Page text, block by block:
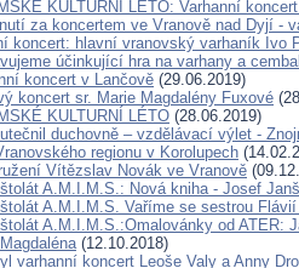
KULTURNÍ LÉTO: Varhanní
za koncertem ve Vranově nad Dyjí -
koncert: hlavní vranovský varhaník Ivo
účinkující hra na varhany a
koncert v Lančově (29.06.2019)
koncert sr. Marie Magdalény Fuxové
KULTURNÍ LÉTO (28.06.2019)
duchovně – vzdělávací výlet -
regionu v Korolupech
Vítězslav Novák ve Vranově
A.M.I.M.S.: Nová kniha - Josef
A.M.I.M.S. Vaříme se sestrou
A.M.I.M.S.:Omalovánky od ATER:
(12.10.2018)
varhanní koncert Leoše Valy a Anny